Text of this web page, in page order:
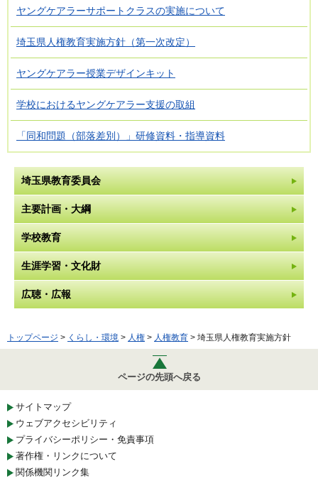
ヤングケアラーサポートクラスの実施について
埼玉県人権教育実施方針（第一次改定）
ヤングケアラー授業デザインキット
学校におけるヤングケアラー支援の取組
「同和問題（部落差別）」研修資料・指導資料
埼玉県教育委員会
主要計画・大綱
学校教育
生涯学習・文化財
広聴・広報
トップページ > くらし・環境 > 人権 > 人権教育 > 埼玉県人権教育実施方針
ページの先頭へ戻る
サイトマップ
ウェブアクセシビリティ
プライバシーポリシー・免責事項
著作権・リンクについて
関係機関リンク集